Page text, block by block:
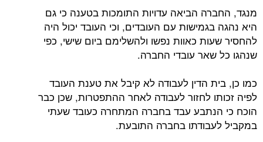
מנגד, החברה הביאה עדויות התומכות בטענה כי גם
היא נהגה בגמישות עם העובדים, וכי העובד יכול היה
להחסיר שעות כאוות נפשו ולהשלימם ביום שישי, כפי
שנהגו כל שאר עובדי החברה.
כמו כן, בית הדין לעבודה לא קיבל את טענת העובד
לפיה זכותו לחזור לעבודה לאחר ההתפטרות, שכן כבר
הוכח כי הנתבע עבד בחברה המתחרה כעובד שעתי
במקביל לעבודתו בחברה התובעת.